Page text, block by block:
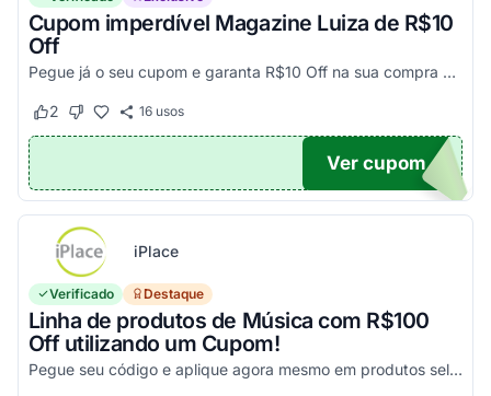
Cupom imperdível Magazine Luiza de R$10
Off
Pegue já o seu cupom e garanta R$10 Off na sua compra acima de R$500,00
Este cupom funcionou
2 Este cupom não funcionou
16usos
UPOM
Ver cupom
iPlace
Verificado Destaque
Linha de produtos de Música com R$100
Off utilizando um Cupom!
Pegue seu código e aplique agora mesmo em produtos selecionados para garantir seus descontos!